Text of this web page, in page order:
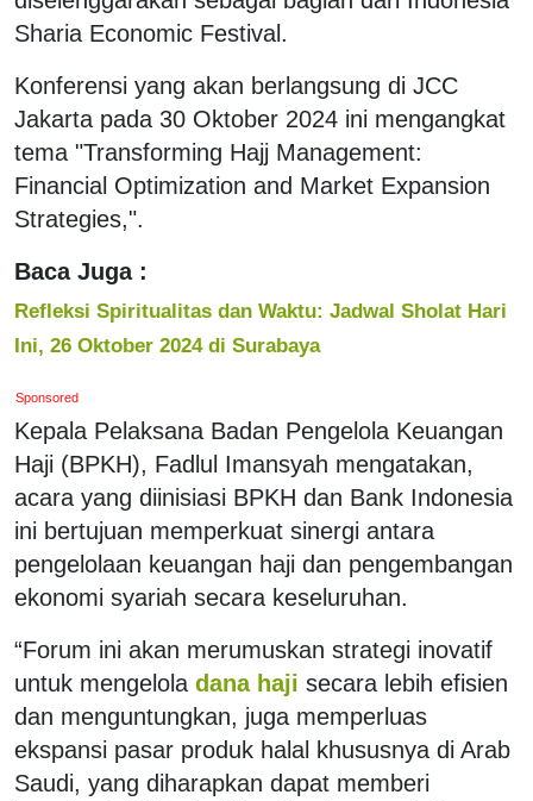
Sharia Economic Festival.
Konferensi yang akan berlangsung di JCC
Jakarta pada 30 Oktober 2024 ini mengangkat
tema "Transforming Hajj Management:
Financial Optimization and Market Expansion
Strategies,".
Baca Juga :
Refleksi Spiritualitas dan Waktu: Jadwal Sholat Hari
Ini, 26 Oktober 2024 di Surabaya
Sponsored
Kepala Pelaksana Badan Pengelola Keuangan
Haji (BPKH), Fadlul Imansyah mengatakan,
acara yang diinisiasi BPKH dan Bank Indonesia
ini bertujuan memperkuat sinergi antara
pengelolaan keuangan haji dan pengembangan
ekonomi syariah secara keseluruhan.
“Forum ini akan merumuskan strategi inovatif
untuk mengelola dana haji secara lebih efisien
dan menguntungkan, juga memperluas
ekspansi pasar produk halal khususnya di Arab
Saudi, yang diharapkan dapat memberi